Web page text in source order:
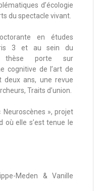
d’écologie
du spectacle vivant.
en études
3 et au sein du
thèse porte sur
cognitive de l’art de
deux ans, une revue
Traits d’union.
Neuroscènes », projet
où elle s’est tenue le
Meden & Vanille